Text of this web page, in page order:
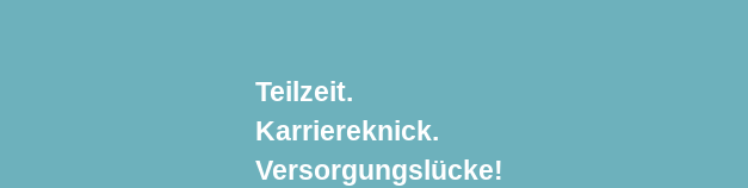
Teilzeit.
Karriereknick.
Versorgungslücke!